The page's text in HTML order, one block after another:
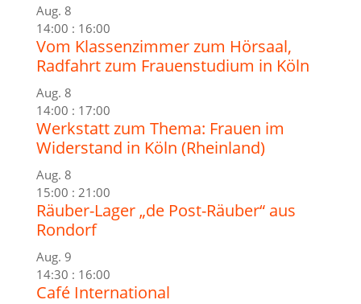
Aug. 8
14:00 : 16:00
Vom Klassenzimmer zum Hörsaal,
Radfahrt zum Frauenstudium in Köln
Aug. 8
14:00 : 17:00
Werkstatt zum Thema: Frauen im
Widerstand in Köln (Rheinland)
Aug. 8
15:00 : 21:00
Räuber-Lager „de Post-Räuber“ aus
Rondorf
Aug. 9
14:30 : 16:00
Café International